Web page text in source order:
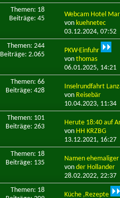
Themen: 18
Beiträge: 45
Webcam Hotel
von kuehnetec
03.12.2024,07:52
Themen: 244
Beiträge: 2.065
PKW-Einfuhr
vonthomas
06.01.2025, 14:21
Themen: 66
Beiträge: 428
Inselrundfahrt
von Reisebär
10.04.2023, 11:34
Themen: 101
Beiträge: 263
Herute 18:40 auf
von HH KRZBG
13.12.2021, 16:27
Themen: 18
Beiträge: 135
Namen
vonder Hollander
28.02.2022,22:37
Themen: 18
Küche ,Rezepte